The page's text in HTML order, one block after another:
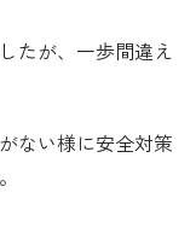
たが、一歩間違え
ない様に安全対策